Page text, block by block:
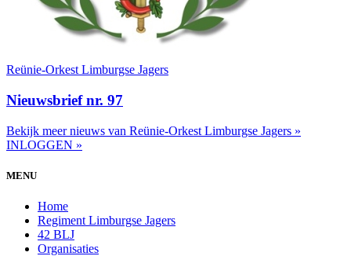
Reünie-Orkest Limburgse Jagers
Nieuwsbrief nr. 97
Bekijk meer nieuws van Reünie-Orkest Limburgse Jagers »
INLOGGEN »
MENU
Home
Regiment Limburgse Jagers
42 BLJ
Organisaties